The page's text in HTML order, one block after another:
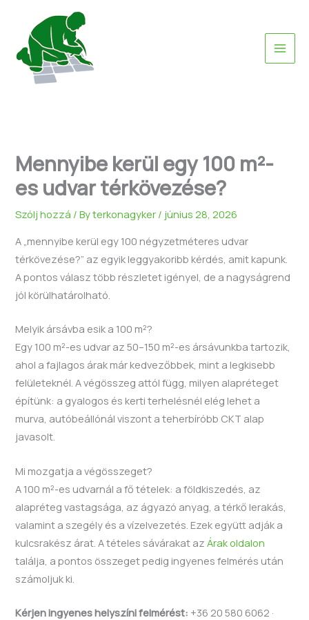
content
Mennyibe kerül egy 100 m²-
es udvar térkövezése?
Szólj hozzá / Byterkonagyker / június 28, 2026
A „mennyibe kerül egy 100 négyzetméteres udvar
térkövezése?” az egyik leggyakoribb kérdés, amit kapunk.
A pontos válasz több részletet igényel, de a nagyságrend
jól körülhatárolható.
Melyik ársávba esik a 100 m²?
Egy 100 m²-es udvar az 50–150 m²-es ársávunkba tartozik,
ahol a fajlagos árak már kedvezőbbek, mint a legkisebb
felületeknél. A végösszeg attól függ, milyen alapréteget
építünk: a gyalogos és kerti terhelésnél elég lehet a
murva, autóbeállónál viszont a teherbíróbb CKT alap
javasolt.
Mi mozgatja a végösszeget?
A 100 m²-es udvarnál a fő tételek: a földkiszedés, az
alapréteg vastagsága, az ágyazó anyag, a térkő lerakás,
valamint a szegély és a vízelvezetés. Ezek együtt adják a
kulcsrakész árat. A tételes sávárakat azÁrak oldalon
találja, a pontos összeget pedig ingyenes felmérés után
számoljuk ki.
Kérjen ingyenes helyszíni felmérést: +36 20 580 6062 ·